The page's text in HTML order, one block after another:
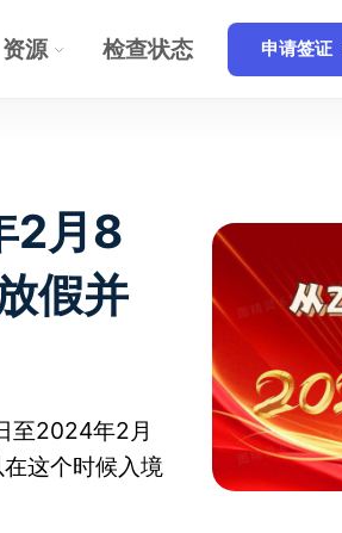
资源 检查状态 申请签证
2月8
假并
至2024年2月
这个时候入境